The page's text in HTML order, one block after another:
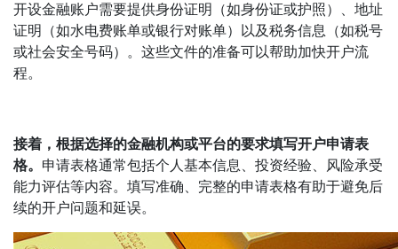
开设金融账户需要提供身份证明（如身份证或护照）、地址
证明（如水电费账单或银行对账单）以及税务信息（如税号
或社会安全号码）。这些文件的准备可以帮助加快开户流
程。
接着，根据选择的金融机构或平台的要求填写开户申请表
格。 申请表格通常包括个人基本信息、投资经验、风险承受
能力评估等内容。填写准确、完整的申请表格有助于避免后
续的开户问题和延误。